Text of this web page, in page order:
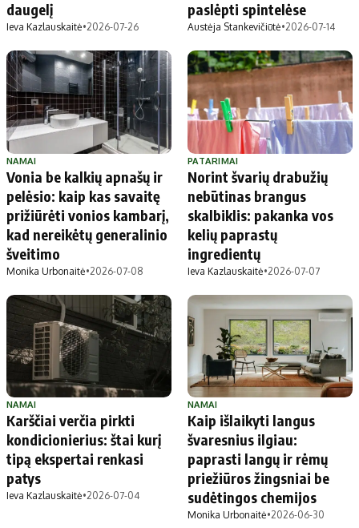
daugelį
Ieva Kazlauskaitė•2026-07-26
paslėpti spintelėse
Austėja Stankevičiūtė•2026-07-14
NAMAI
Vonia be kalkių apnašų ir
pelėsio: kaip kas savaitę
prižiūrėti vonios kambarį,
kad nereikėtų generalinio
šveitimo
Monika Urbonaitė•2026-07-08
PATARIMAI
Norint švarių drabužių
nebūtinas brangus
skalbiklis: pakanka vos
kelių paprastų
ingredientų
Ieva Kazlauskaitė•2026-07-07
NAMAI
Karščiai verčia pirkti
kondicionierius: štai kurį
tipą ekspertai renkasi
patys
Ieva Kazlauskaitė•2026-07-04
NAMAI
Kaip išlaikyti langus
švaresnius ilgiau:
paprasti langų ir rėmų
priežiūros žingsniai be
sudėtingos chemijos
Monika Urbonaitė•2026-06-30